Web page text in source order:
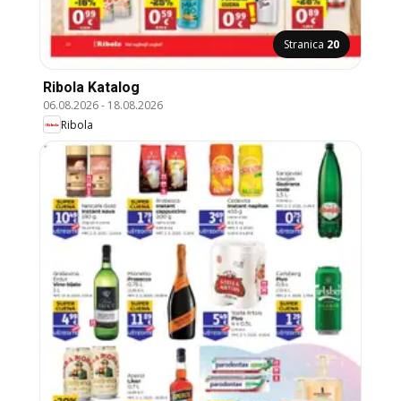
Stranica 20
Ribola Katalog
06.08.2026- 18.08.2026
Ribola